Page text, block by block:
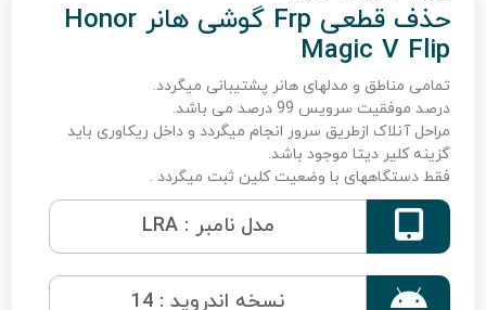
حذف قطعی Frp گوشی هانر Honor
Magic V Flip
تمامی مناطق و مدلهای هانر پشتیبانی میگردد.
درصد موفقیت سرویس 99 درصد می باشد.
مراحل آنلاک ازطریق سرور انجام میگردد و داخل ریکاوری باید
گزینه کلیر دیتا موجود باشد.
فقط دستگاههای با وضعیت کلین ثبت میگردد .
 مدل نامبر : LRA
 نسخه اندروید : 14